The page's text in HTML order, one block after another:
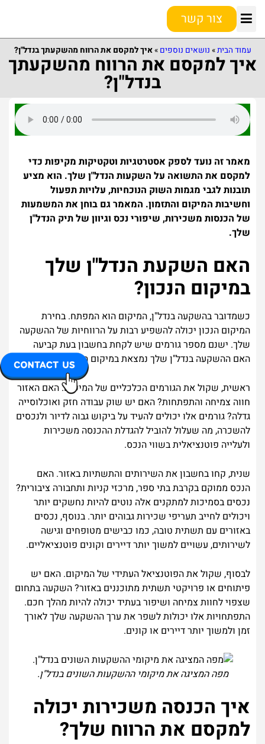
צור קשר
עמוד הבית» נושאים נוספים »איך למקסם את הרווח מהשקעתך בנדל"ן?
איך למקסם את הרווח מהשקעתך
בנדל"ן?
מאמר זה נועד לספק אסטרטגיות וטקטיקות מקיפות כדי
למקסם את התשואה על השקעות הנדל"ן שלך. הוא מציע
תובנות לגבי מגמות השוק הנוכחיות, עלויות תפעול
וחשיבות המיקום והתזמון. המאמר גם בוחן את המשמעות
של הכנסות משכירות, שיפורי נכס וגיוון של תיק הנדל"ן
שלך.
האם השקעת הנדל"ן שלך
במיקום הנכון?
כשמדובר בהשקעה בנדל"ן, המיקום הוא המפתח. בחירת
המיקום הנכון יכולה להשפיע רבות על הרווחיות של ההשקעה
שלך. ישנם מספר גורמים שיש לקחת בחשבון בעת קביעה
האם ההשקעה בנדל"ן שלך נמצאת במיקום הנכון.
ראשית, שקול את הגורמים הכלכליים של המיקום. האם האזור
חווה צמיחה והתפתחות? האם יש שוק עבודה חזק ואוכלוסייה
גדלה? גורמים אלו יכולים להעיד על ביקוש גבוה לדיור ולנכסים
להשכרה, מה שעלול להוביל להגדלת ההכנסה משכירות
ולעלייה פוטנציאלית בשווי הנכס.
שנית, קחו בחשבון את השירותים והתשתיות באזור. האם
הנכס ממוקם בקרבת בתי ספר, מרכזי קניות ותחבורה ציבורית?
נכסים בסמיכות למתקנים אלה נוטים להיות נחשקים יותר
ויכולים לחייב תעריפי שכירות גבוהים יותר. בנוסף, נכסים
באזורים עם תשתית טובה, כמו כבישים מטופחים וגישה
לשירותים, עשויים למשוך יותר דיירים וקונים פוטנציאליים.
לבסוף, שקול את הפוטנציאל העתידי של המיקום. האם יש
פיתוחים או פרויקטי תשתית מתוכננים באזור? השקעה בתחום
שצפוי לחוות צמיחה ושיפור בעתיד יכולה להיות מהלך חכם.
התפתחויות אלו יכולות לשפר את ערך ההשקעה שלך לאורך
זמן ולמשוך יותר דיירים או קונים.
מפה המציגה את מיקומי ההשקעות השונים בנדל"ן.
איך הכנסה משכירות יכולה
למקסם את הרווח שלך?